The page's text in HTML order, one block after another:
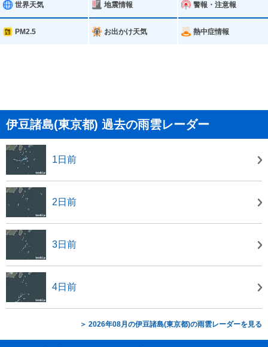
世界天気 地震情報 警報・注意報
PM2.5 お出かけ天気 熱中症情報
伊豆諸島(東京都) 過去の雨雲レーダー
1日前
2日前
3日前
4日前
＞ 2026年08月の伊豆諸島(東京都)の雨雲レーダーを見る